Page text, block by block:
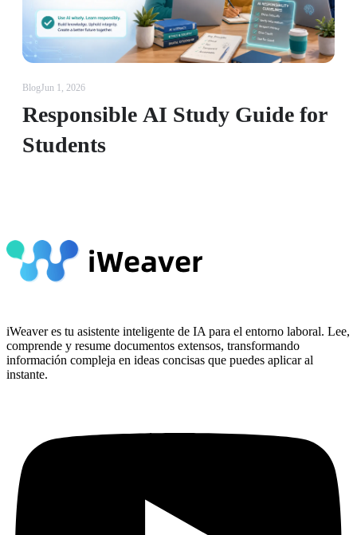
BlogJun 1, 2026
Responsible AI Study Guide for
Students
iWeaver es tu asistente inteligente de IA para el entorno laboral. Lee,
comprende y resume documentos extensos, transformando
información compleja en ideas concisas que puedes aplicar al
instante.